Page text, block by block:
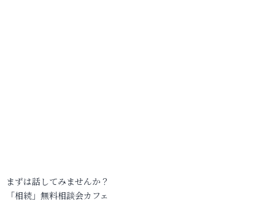
まずは話してみませんか？
「相続」無料相談会カフェ